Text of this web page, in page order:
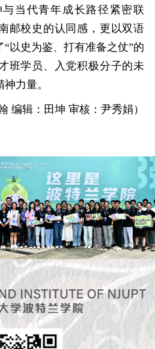
当代青年成长路径紧密联
邮校史的认同感，更以双语
“以史为鉴、打有准备之仗”的
班学员、入党积极分子的未
力量。
编辑：田坤 审核：尹秀娟）